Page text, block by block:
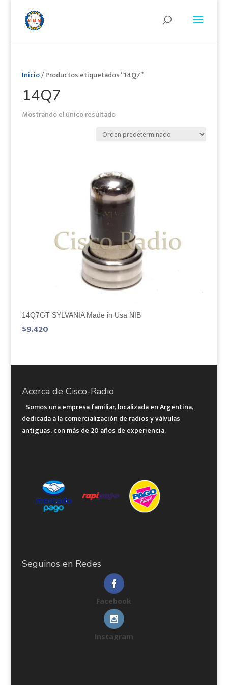
Inicio/ Productos etiquetados “14Q7”
14Q7
Mostrando el único resultado
14Q7GT SYLVANIA Made in Usa NIB
$9.420
Acerca de Cisco-Radio
Somos una empresa familiar, localizada en Argentina,
dedicada a la comercialización de radios y válvulas
antiguas, con más de 20 años de experiencia.
Seguinos en Redes
Facebook
Instagram